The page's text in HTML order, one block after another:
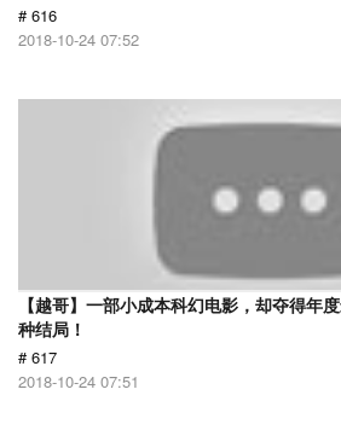
# 616
2018-10-24 07:52
【越哥】一部小成本科幻电影，却夺得年
种结局！
# 617
2018-10-24 07:51